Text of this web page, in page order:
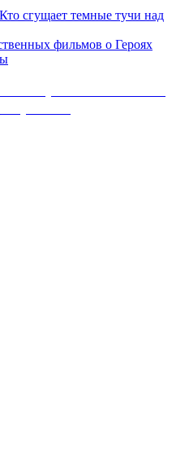
сгущает темные тучи над
фильмов о Героях